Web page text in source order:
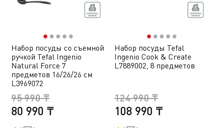
●● ● ● ●
Набор посуды со съемной
ручкой Tefal Ingenio
Natural Force 7
предметов 16/26/26 см
L3969072
80 990 ₸
95 990 ₸
●● ● ● ●
Набор посуды Tefal
Ingenio Cook & Create
L7889002, 8 предметов
108 990 ₸
124 990 ₸